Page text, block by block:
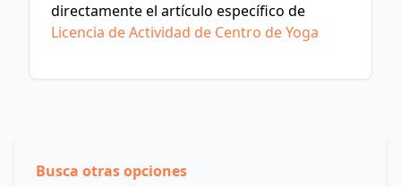
directamente el artículo específico de
Licencia de Actividad de Centro de Yoga
Busca otras opciones